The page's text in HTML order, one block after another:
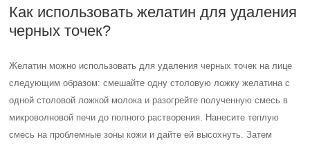
Как использовать желатин для удаления
черных точек?
Желатин можно использовать для удаления черных точек на лице
следующим образом: смешайте одну столовую ложку желатина с
одной столовой ложкой молока и разогрейте полученную смесь в
микроволновой печи до полного растворения. Нанесите теплую
смесь на проблемные зоны кожи и дайте ей высохнуть. Затем